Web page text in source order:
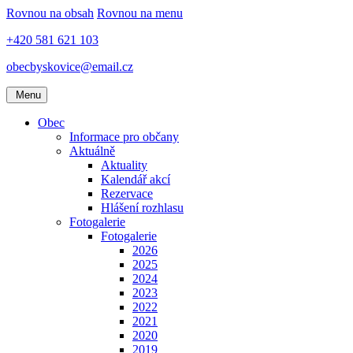
Rovnou na obsah Rovnou na menu
+420 581 621 103
obecbyskovice@email.cz
Menu
Obec
Informace pro občany
Aktuálně
Aktuality
Kalendář akcí
Rezervace
Hlášení rozhlasu
Fotogalerie
Fotogalerie
2026
2025
2024
2023
2022
2021
2020
2019